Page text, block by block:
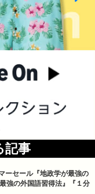
記事
ーセール『地政学が最強の
強の外国語習得法』『１分